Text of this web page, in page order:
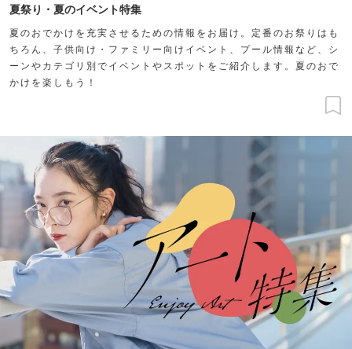
夏祭り・夏のイベント特集
夏のおでかけを充実させるための情報をお届け。定番のお祭りはも
ちろん、子供向け・ファミリー向けイベント、プール情報など、シ
ーンやカテゴリ別でイベントやスポットをご紹介します。夏のおで
かけを楽しもう！